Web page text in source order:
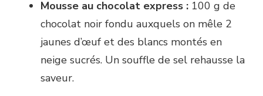
Mousse au chocolat express : 100 g de
chocolat noir fondu auxquels on mêle 2
jaunes d’œuf et des blancs montés en
neige sucrés. Un souffle de sel rehausse la
saveur.